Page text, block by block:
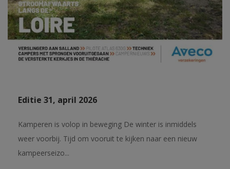
Editie 31, april 2026
Kamperen is volop in beweging De winter is inmiddels
weer voorbij. Tijd om vooruit te kijken naar een nieuw
kampeerseizo...